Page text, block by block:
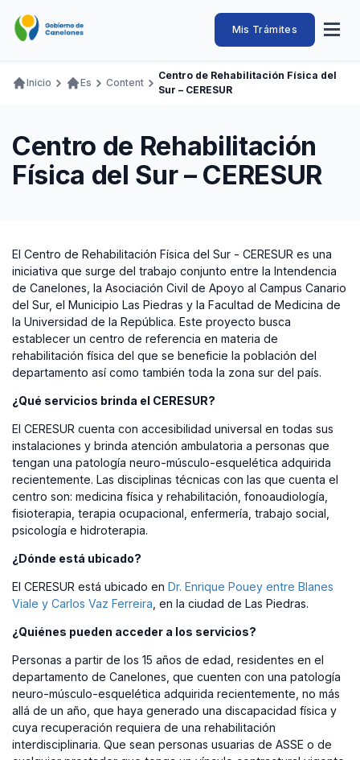
contenido
Intendencia
de
Canelones
Abrir
Navegación
Mis Trámites
Ingresar
Llamados Laborales
Adquisiciones
Ruta
navegación
Inicio Es Content
Centro de Rehabilitación Física del
Sur – CERESUR
Centro de Rehabilitación
Física del Sur – CERESUR
El Centro de Rehabilitación Física del Sur - CERESUR es una
iniciativa que surge del trabajo conjunto entre la Intendencia
de Canelones, la Asociación Civil de Apoyo al Campus Canario
del Sur, el Municipio Las Piedras y la Facultad de Medicina de
la Universidad de la República. Este proyecto busca
establecer un centro de referencia en materia de
rehabilitación física del que se beneficie la población del
departamento así como también toda la zona sur del país.
¿Qué servicios brinda el CERESUR?
El CERESUR cuenta con accesibilidad universal en todas sus
instalaciones y brinda atención ambulatoria a personas que
tengan una patología neuro-músculo-esquelética adquirida
recientemente. Las disciplinas técnicas con las que cuenta el
centro son: medicina física y rehabilitación, fonoaudiología,
fisioterapia, terapia ocupacional, enfermería, trabajo social,
psicología e hidroterapia.
¿Dónde está ubicado?
El CERESUR está ubicado en Dr. Enrique Pouey entre Blanes
Viale y Carlos Vaz Ferreira , en la ciudad de Las Piedras.
¿Quiénes pueden acceder a los servicios?
Personas a partir de los 15 años de edad, residentes en el
departamento de Canelones, que cuenten con una patología
neuro-músculo-esquelética adquirida recientemente, no más
allá de un año, que haya generado una discapacidad física y
cuya recuperación requiera de una rehabilitación
interdisciplinaria. Que sean personas usuarias de ASSE o de